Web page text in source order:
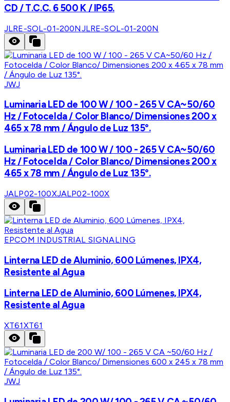
CD / T.C.C. 6 500 K / IP65.
JLRE-SOL-01-200NJLRE-SOL-01-200N
JWJ
Luminaria LED de 100 W / 100 - 265 V CA~50/60
Hz / Fotocelda / Color Blanco/ Dimensiones 200 x
465 x 78 mm / Ángulo de Luz 135°.
Luminaria LED de 100 W / 100 - 265 V CA~50/60
Hz / Fotocelda / Color Blanco/ Dimensiones 200 x
465 x 78 mm / Ángulo de Luz 135°.
JALP02-100XJALP02-100X
EPCOM INDUSTRIAL SIGNALING
Linterna LED de Aluminio, 600 Lúmenes, IPX4,
Resistente al Agua
Linterna LED de Aluminio, 600 Lúmenes, IPX4,
Resistente al Agua
XT61XT61
JWJ